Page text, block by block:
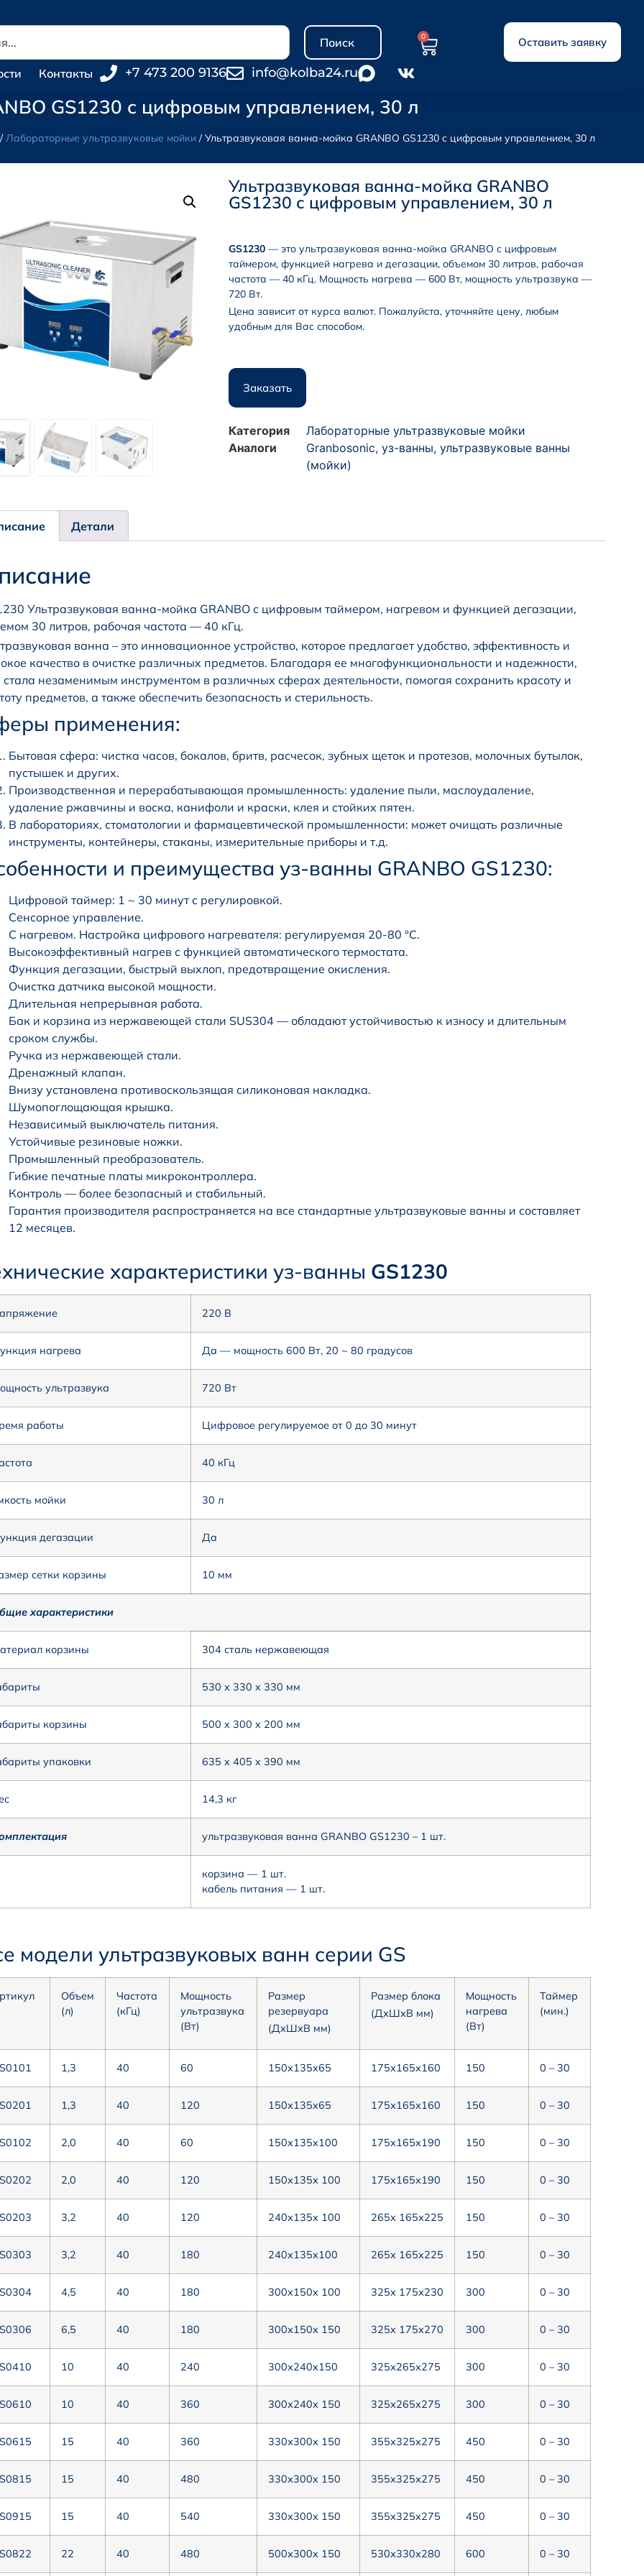
Поиск 0 Оставить заявку
Контакты +7 473 200 9136 info@kolba24.ru
GS1230 с цифровым управлением, 30 л
/Лабораторные ультразвуковые мойки / Ультразвуковая ванна-мойка GRANBO GS1230 с цифровым управлением, 30 л
Ультразвуковая ванна-мойка GRANBO
GS1230 с цифровым управлением, 30 л
GS1230 — это ультразвуковая ванна-мойка GRANBO с цифровым
таймером, функцией нагрева и дегазации, объемом 30 литров, рабочая
частота — 40 кГц. Мощность нагрева — 600 Вт, мощность ультразвука —
720 Вт.
Цена зависит от курса валют. Пожалуйста, уточняйте цену, любым
удобным для Вас способом.
Заказать
Категория
Лабораторные ультразвуковые мойки
Аналоги
Granbosonic, уз-ванны, ультразвуковые ванны
(мойки)
Детали
Ультразвуковая ванна-мойка GRANBO с цифровым таймером, нагревом и функцией дегазации,
30 литров, рабочая частота — 40 кГц.
ванна – это инновационное устройство, которое предлагает удобство, эффективность и
качество в очистке различных предметов. Благодаря ее многофункциональности и надежности,
стала незаменимым инструментом в различных сферах деятельности, помогая сохранить красоту и
предметов, а также обеспечить безопасность и стерильность.
применения:
Бытовая сфера: чистка часов, бокалов, бритв, расчесок, зубных щеток и протезов, молочных бутылок,
пустышек и других.
Производственная и перерабатывающая промышленность: удаление пыли, маслоудаление,
удаление ржавчины и воска, канифоли и краски, клея и стойких пятен.
В лабораториях, стоматологии и фармацевтической промышленности: может очищать различные
инструменты, контейнеры, стаканы, измерительные приборы и т.д.
и преимущества уз-ванны GRANBO GS1230:
Цифровой таймер: 1 ~ 30 минут с регулировкой.
Сенсорное управление.
С нагревом. Настройка цифрового нагревателя: регулируемая 20-80 °C.
Высокоэффективный нагрев с функцией автоматического термостата.
Функция дегазации, быстрый выхлоп, предотвращение окисления.
Очистка датчика высокой мощности.
Длительная непрерывная работа.
Бак и корзина из нержавеющей стали SUS304 — обладают устойчивостью к износу и длительным
сроком службы.
Ручка из нержавеющей стали.
Дренажный клапан.
Внизу установлена противоскользящая силиконовая накладка.
Шумопоглощающая крышка.
Независимый выключатель питания.
Устойчивые резиновые ножки.
Промышленный преобразователь.
Гибкие печатные платы микроконтроллера.
Контроль — более безопасный и стабильный.
Гарантия производителя распространяется на все стандартные ультразвуковые ванны и составляет
12 месяцев.
характеристики уз-ванны GS1230
220 В
нагрева Да — мощность 600 Вт, 20 ~ 80 градусов
ультразвука 720 Вт
работы Цифровое регулируемое от 0 до 30 минут
40 кГц
мойки 30 л
дегазации Да
сетки корзины 10 мм
характеристики
корзины 304 сталь нержавеющая
530 x 330 x 330 мм
корзины 500 x 300 x 200 мм
упаковки 635 x 405 x 390 мм
14,3 кг
ультразвуковая ванна GRANBO GS1230 – 1 шт.
корзина — 1 шт.
кабель питания — 1 шт.
модели ультразвуковых ванн серии GS
Объем
(л)
Частота
(кГц)
Мощность
ультразвука
(Вт)
Размер
резервуара
(ДхШхВ мм)
Размер блока
(ДхШхВ мм)
Мощность
нагрева
(Вт)
Таймер
(мин.)
1,3 40 60 150х135х65 175х165х160 150 0 – 30
1,3 40 120 150х135х65 175х165х160 150 0 – 30
2,0 40 60 150х135х100 175х165х190 150 0 – 30
2,0 40 120 150х135х 100 175х165х190 150 0 – 30
3,2 40 120 240х135х 100 265х 165х225 150 0 – 30
3,2 40 180 240х135х100 265х 165х225 150 0 – 30
4,5 40 180 300х150х 100 325х 175х230 300 0 – 30
6,5 40 180 300х150х 150 325х 175х270 300 0 – 30
10 40 240 300х240х150 325х265х275 300 0 – 30
10 40 360 300х240х 150 325х265х275 300 0 – 30
15 40 360 330х300х 150 355х325х275 450 0 – 30
15 40 480 330х300х 150 355х325х275 450 0 – 30
15 40 540 330х300х 150 355х325х275 450 0 – 30
22 40 480 500х300х 150 530х330х280 600 0 – 30